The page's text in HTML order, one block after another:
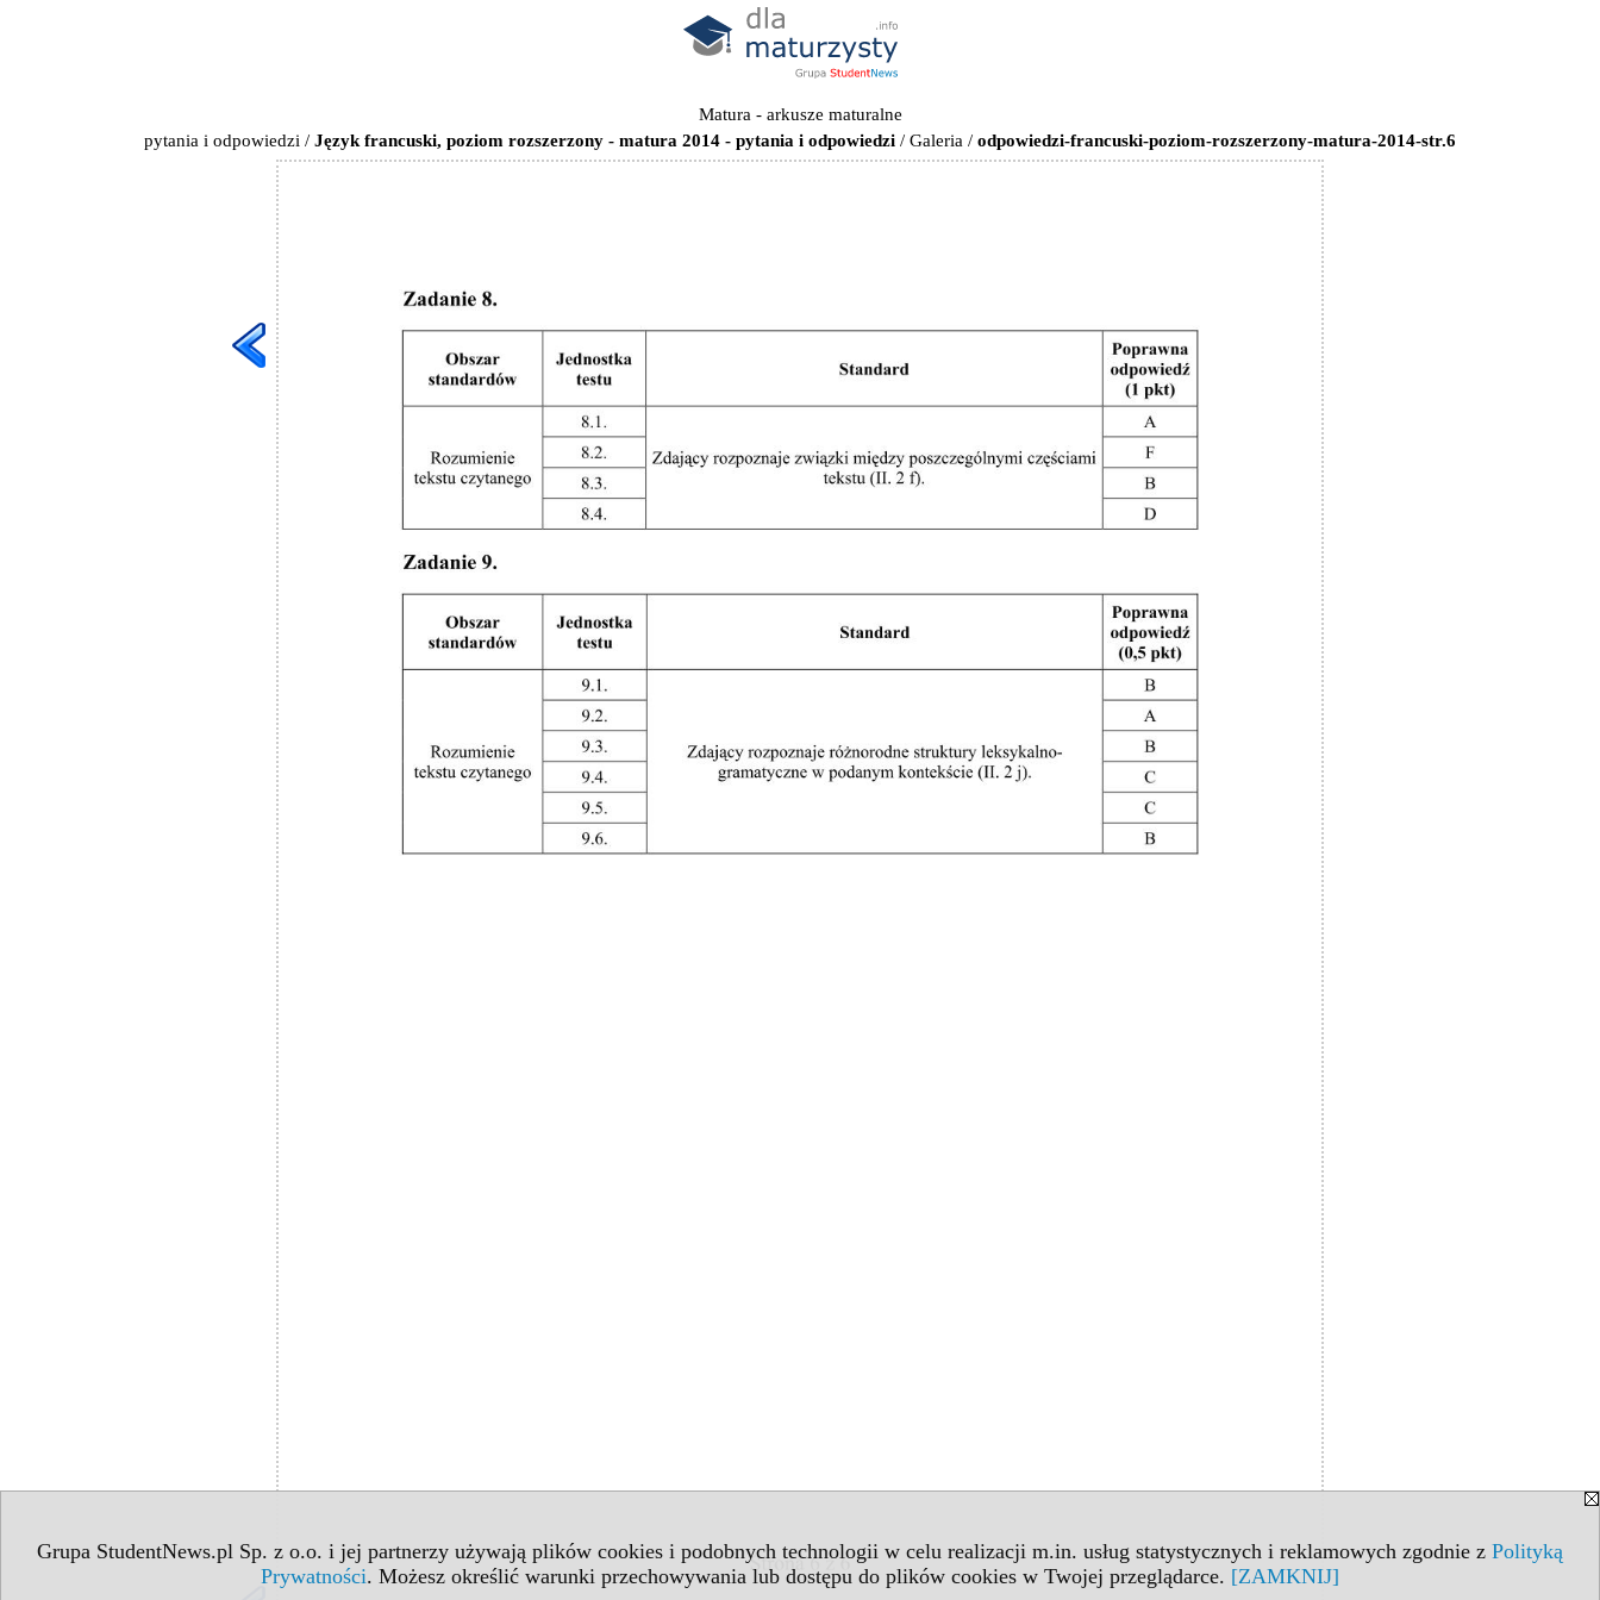
Grupa StudentNews.pl Sp. z o.o. i jej partnerzy używają plików cookies i podobnych technologii w celu realizacji m.in. usług statystycznych i reklamowych zgodnie z Polityką
Prywatności. Możesz określić warunki przechowywania lub dostępu do plików cookies w Twojej przeglądarce. [ZAMKNIJ]
Matura - arkusze maturalne
pytania i odpowiedzi / Język francuski, poziom rozszerzony - matura 2014 - pytania i odpowiedzi / Galeria / odpowiedzi-francuski-poziom-rozszerzony-matura-2014-str.6